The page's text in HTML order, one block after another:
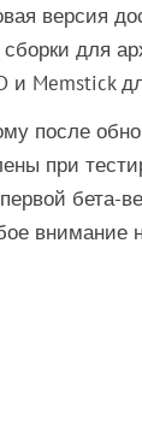
версия
для
и Memstick
после
при
бета-
внимание